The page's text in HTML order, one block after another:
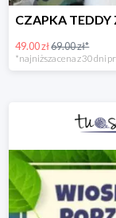
49.00 zł69.00 zł*
*najniższa cena z 30 dni